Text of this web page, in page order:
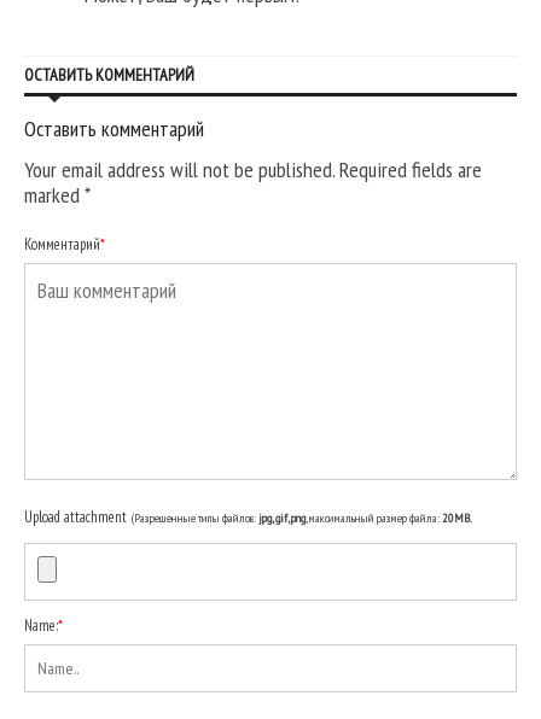
ОСТАВИТЬ КОММЕНТАРИЙ
Оставить комментарий
Your email address will not be published. Required fields are
marked*
Комментарий*
Upload attachment (Разрешенные типы файлов:jpg, gif, png, максимальный размер файла:20MB.
Name:*